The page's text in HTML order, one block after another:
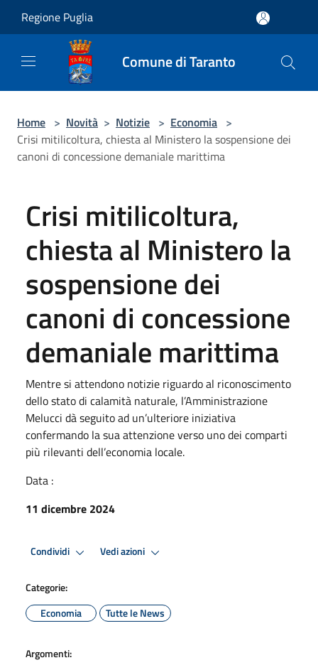
Regione Puglia
Comune di Taranto
Home > Novità > Notizie > Economia >
Crisi mitilicoltura, chiesta al Ministero la sospensione dei
canoni di concessione demaniale marittima
Crisi mitilicoltura,
chiesta al Ministero la
sospensione dei
canoni di concessione
demaniale marittima
Mentre si attendono notizie riguardo al riconoscimento
dello stato di calamità naturale, l’Amministrazione
Melucci dà seguito ad un’ulteriore iniziativa
confermando la sua attenzione verso uno dei comparti
più rilevanti dell’economia locale.
Data :
11 dicembre 2024
Condividi Vedi azioni
Categorie:
Economia
Tutte le News
Argomenti: